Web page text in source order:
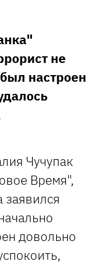
не
настроен
Чучупак
Время",
заявился
довольно